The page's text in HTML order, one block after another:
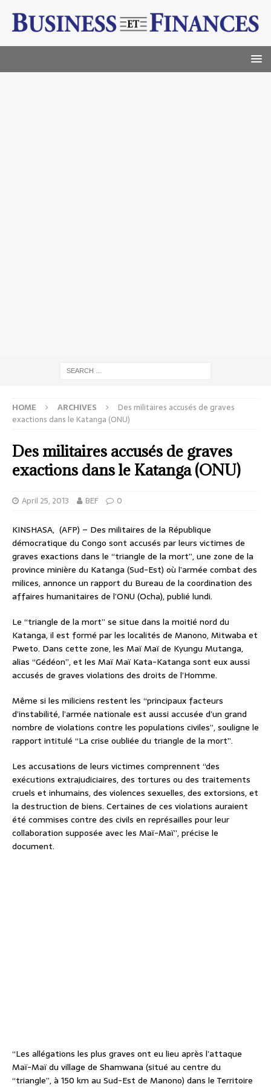
HOME ARCHIVES
Des militaires accusés de graves
exactions dans le Katanga (ONU)
Des militaires accusés de graves
exactions dans le Katanga (ONU)
April 25, 2013 BEF 0
KINSHASA, (AFP) – Des militaires de la République
démocratique du Congo sont accusés par leurs victimes de
graves exactions dans le “triangle de la mort”, une zone de la
province minière du Katanga (Sud-Est) où l’armée combat des
milices, annonce un rapport du Bureau de la coordination des
affaires humanitaires de l’ONU (Ocha), publié lundi.
Le “triangle de la mort” se situe dans la moitié nord du
Katanga, il est formé par les localités de Manono, Mitwaba et
Pweto. Dans cette zone, les Maï Maï de Kyungu Mutanga,
alias “Gédéon”, et les Maï Maï Kata-Katanga sont eux aussi
accusés de graves violations des droits de l’Homme.
Même si les miliciens restent les “principaux facteurs
d’instabilité, l’armée nationale est aussi accusée d’un grand
nombre de violations contre les populations civiles”, souligne le
rapport intitulé “La crise oubliée du triangle de la mort”.
Les accusations de leurs victimes comprennent “des
exécutions extrajudiciaires, des tortures ou des traitements
cruels et inhumains, des violences sexuelles, des extorsions, et
la destruction de biens. Certaines de ces violations auraient
été commises contre des civils en représailles pour leur
collaboration supposée avec les Maï-Maï”, précise le
document.
“Les allégations les plus graves ont eu lieu après l’attaque
Maï-Maï du village de Shamwana (situé au centre du
“triangle”, à 150 km au Sud-Est de Manono) dans le Territoire